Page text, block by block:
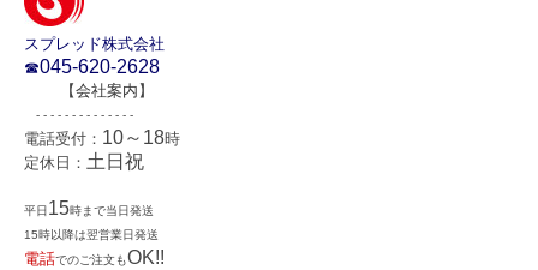
スプレッド株式会社
☎045-620-2628
【会社案内 】
- - - - - - - - - - - - - -
電話受付： 10～18時
定休日： 土日祝
平日 15時まで当日発送
15時以降は翌営業日発送
電話でのご注文もOK!!